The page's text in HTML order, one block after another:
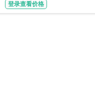
登录查看价格